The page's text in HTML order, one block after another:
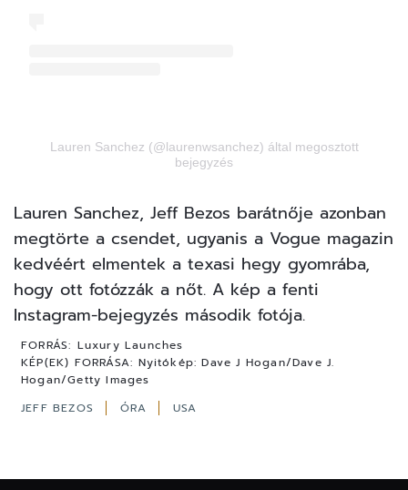
Lauren Sanchez (@laurenwsanchez) által megosztott
bejegyzés
Lauren Sanchez, Jeff Bezos barátnője azonban
megtörte a csendet, ugyanis a Vogue magazin
kedvéért elmentek a texasi hegy gyomrába,
hogy ott fotózzák a nőt. A kép a fenti
Instagram-bejegyzés második fotója.
FORRÁS: Luxury Launches
KÉP(EK) FORRÁSA: Nyitókép: Dave J Hogan/Dave J.
Hogan/Getty Images
JEFF BEZOS
ÓRA USA